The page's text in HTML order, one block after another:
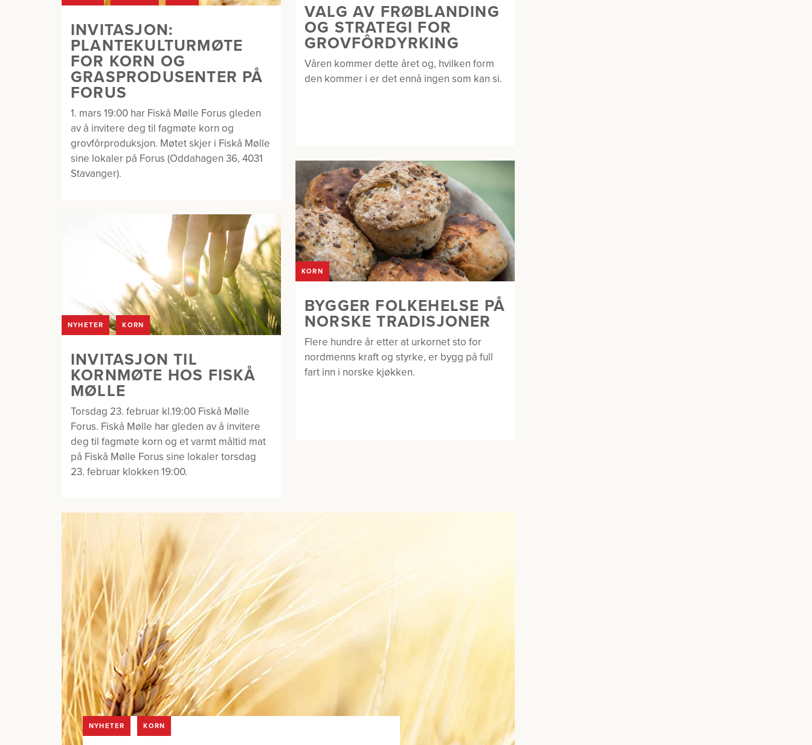
VALG AV FRØBLANDING
OG STRATEGI FOR
GROVFÔRDYRKING
Våren kommer dette året og, hvilken form
den kommer i er det ennå ingen som kan si.
INVITASJON:
PLANTEKULTURMØTE
FOR KORN OG
GRASPRODUSENTER PÅ
FORUS
1. mars 19:00 har Fiskå Mølle Forus gleden
av å invitere deg til fagmøte korn og
grovfôrproduksjon. Møtet skjer i Fiskå Mølle
sine lokaler på Forus (Oddahagen 36, 4031
Stavanger).
KORN
BYGGER FOLKEHELSE PÅ
NORSKE TRADISJONER
Flere hundre år etter at urkornet sto for
nordmenns kraft og styrke, er bygg på full
fart inn i norske kjøkken.
NYHETER KORN
INVITASJON TIL
KORNMØTE HOS FISKÅ
MØLLE
Torsdag 23. februar kl.19:00 Fiskå Mølle
Forus. Fiskå Mølle har gleden av å invitere
deg til fagmøte korn og et varmt måltid mat
på Fiskå Mølle Forus sine lokaler torsdag
23. februar klokken 19:00.
NYHETER KORN